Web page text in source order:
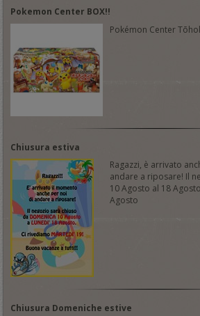
Pokemon Center BOX!!
Pokémon Center
Chiusura estiva
Ragazzi, è arrivato
andare a riposare! Il
10 Agosto al 18
Agosto
Chiusura Domeniche estive